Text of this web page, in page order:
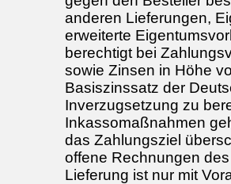
anderen Lieferungen,
erweiterte
berechtigt bei
sowie Zinsen in Höhe
Basiszinssatz der
Inverzugsetzung zu
Inkassomaßnahmen
das Zahlungsziel
offene Rechnungen
Lieferung ist nur mit